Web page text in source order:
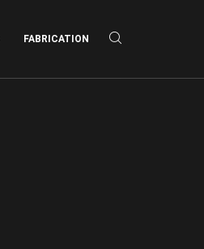
FABRICATION